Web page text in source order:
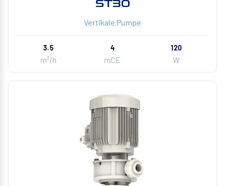
ST30
Vertikale Pumpe
3.5
m³/h
4
mCE
120
W